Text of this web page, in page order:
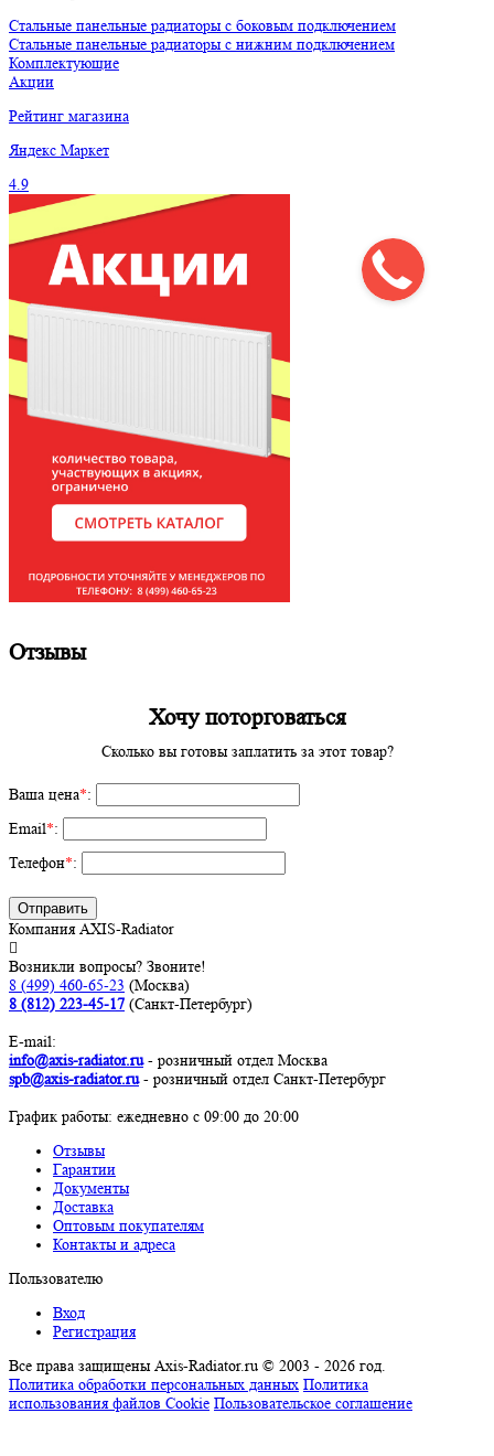
Стальные панельные радиаторы с боковым подключением
Стальные панельные радиаторы с нижним подключением
Комплектующие
Акции
Рейтинг магазина
Яндекс Маркет
4.9
Отзывы
Хочу поторговаться
Сколько вы готовы заплатить за этот товар?
Ваша цена*:
Email*:
Телефон*:
Отправить
Компания AXIS-Radiator
Возникли вопросы? Звоните!
8 (499) 460-65-23 (Москва)
8 (812) 223-45-17 (Санкт-Петербург)
E-mail:
info@axis-radiator.ru- розничный отдел Москва
spb@axis-radiator.ru- розничный отдел Санкт-Петербург
График работы: eжедневно с 09:00 до 20:00
Отзывы
Гарантии
Документы
Доставка
Оптовым покупателям
Контакты и адреса
Пользователю
Вход
Регистрация
Все права защищены Axis-Radiator.ru © 2003 - 2026 год
Политика обработки персональных данных Политика
использования файлов Cookie Пользовательское соглашение